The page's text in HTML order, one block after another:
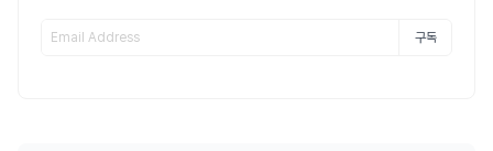
구독